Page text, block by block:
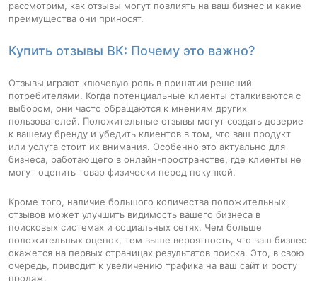
рассмотрим, как отзывы могут повлиять на ваш бизнес и какие
преимущества они приносят.
Купить отзывы ВК: Почему это важно?
Отзывы играют ключевую роль в принятии решений
потребителями. Когда потенциальные клиенты сталкиваются с
выбором, они часто обращаются к мнениям других
пользователей. Положительные отзывы могут создать доверие
к вашему бренду и убедить клиентов в том, что ваш продукт
или услуга стоит их внимания. Особенно это актуально для
бизнеса, работающего в онлайн-пространстве, где клиенты не
могут оценить товар физически перед покупкой.
Кроме того, наличие большого количества положительных
отзывов может улучшить видимость вашего бизнеса в
поисковых системах и социальных сетях. Чем больше
положительных оценок, тем выше вероятность, что ваш бизнес
окажется на первых страницах результатов поиска. Это, в свою
очередь, приводит к увеличению трафика на ваш сайт и росту
продаж.